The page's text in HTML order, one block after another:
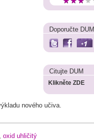
Doporučte DUM
Citujte DUM
Klikněte ZDE
nového učiva.
oxid uhličitý